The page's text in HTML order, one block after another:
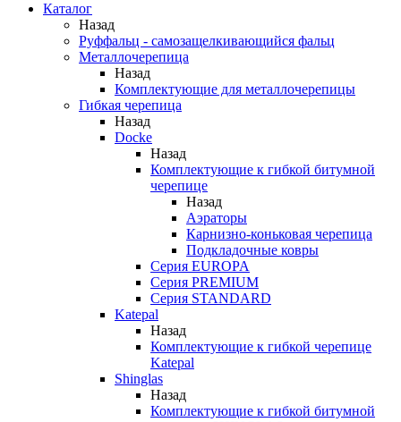
Каталог
Назад
Руффальц - самозащелкивающийся фальц
Металлочерепица
Назад
Комплектующие для металлочерепицы
Гибкая черепица
Назад
Docke
Назад
Комплектующие к гибкой битумной
черепице
Назад
Аэраторы
Карнизно-коньковая черепица
Подкладочные ковры
Серия EUROPA
Серия PREMIUM
Серия STANDARD
Katepal
Назад
Комплектующие к гибкой черепице
Katepal
Shinglas
Назад
Комплектующие к гибкой битумной